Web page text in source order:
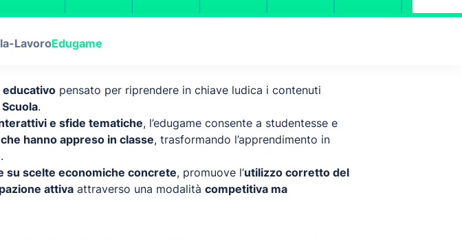
LavoroEdugame
pensato per riprendere in chiave ludica i contenuti
.
e sfide tematiche, l’edugame consente a studentesse e
hanno appreso in classe, trasformando l’apprendimento in
.
su scelte economiche concrete, promuove l’utilizzo corretto del
attiva attraverso una modalità competitiva ma